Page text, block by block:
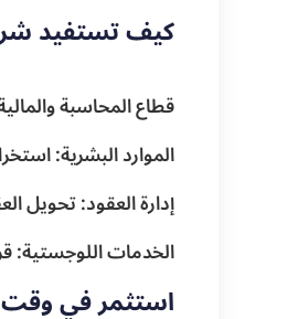
كيف تستفيد
قطاع المحاسبة
الموارد البشرية:
إدارة العقود: تحويل
الخدمات اللوجستية:
استثمر في